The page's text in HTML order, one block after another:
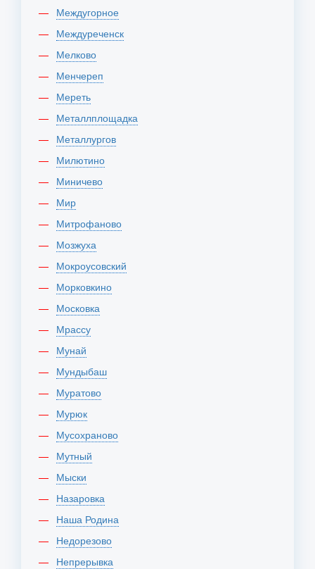
Междугорное
Междуреченск
Мелково
Менчереп
Мереть
Металлплощадка
Металлургов
Милютино
Миничево
Мир
Митрофаново
Мозжуха
Мокроусовский
Морковкино
Московка
Мрассу
Мунай
Мундыбаш
Муратово
Мурюк
Мусохраново
Мутный
Мыски
Назаровка
Наша Родина
Недорезово
Непрерывка